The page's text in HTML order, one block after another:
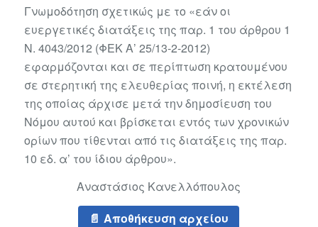
Γνωμοδότηση σχετικώς με το «εάν οι
ευεργετικές διατάξεις της παρ. 1 του άρθρου 1
Ν. 4043/2012 (ΦΕΚ Α’ 25/13-2-2012)
εφαρμόζονται και σε περίπτωση κρατουμένου
σε στερητική της ελευθερίας ποινή, η εκτέλεση
της οποίας άρχισε μετά την δημοσίευση του
Νόμου αυτού και βρίσκεται εντός των χρονικών
ορίων που τίθενται από τις διατάξεις της παρ.
10 εδ. α’ του ίδιου άρθρου».
Αναστάσιος Κανελλόπουλος
Αποθήκευση αρχείου